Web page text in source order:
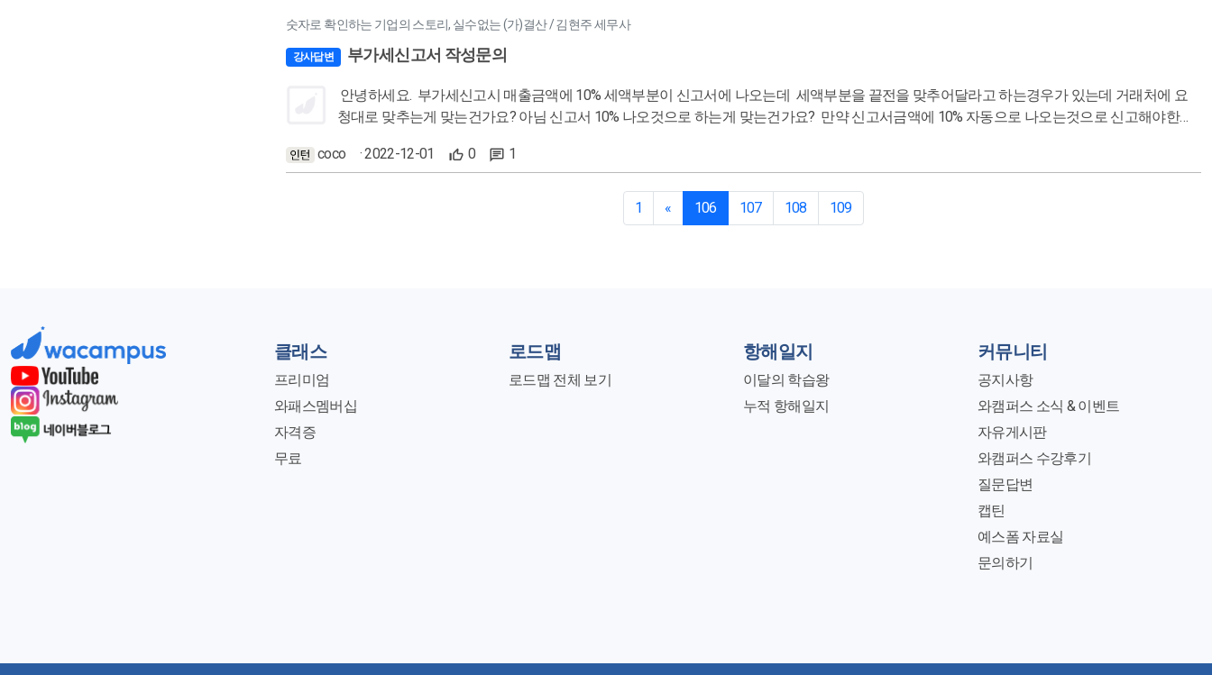
숫자로 확인하는 기업의 스토리, 실수없는 (가)결산 / 김현주 세무사
강사답변 부가세신고서 작성문의
안녕하세요. 부가세신고시 매출금액에 10% 세액부분이 신고서에 나오는데 세액부분을 끝전을 맞추어달라고 하는경우가 있는데 거래처에 요
청대로 맞추는게 맞는건가요? 아님 신고서 10% 나오것으로 하는게 맞는건가요? 만약 신고서금액에 10% 자동으로 나오는것으로 신고해야한다
coco
· 2022-12-01 0 1
1 « 106 107 108 109
클래스
프리미엄
와패스멤버십
자격증
무료
로드맵
로드맵 전체 보기
항해일지
이달의 학습왕
누적 항해일지
커뮤니티
공지사항
와캠퍼스 소식 & 이벤트
자유게시판
와캠퍼스 수강후기
질문답변
캡틴
예스폼 자료실
문의하기